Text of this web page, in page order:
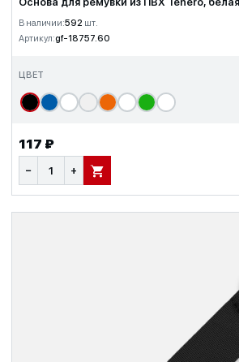
В наличии:592 шт.
Артикул:gf-18757.60
ЦВЕТ
117 ₽
− + В КОРЗИНУ